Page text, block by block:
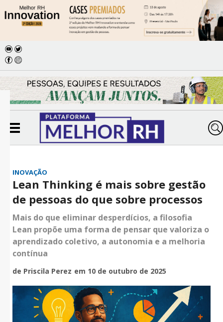
INOVAÇÃO
Lean Thinking é mais sobre gestão
de pessoas do que sobre processos
Mais do que eliminar desperdícios, a filosofia
Lean propõe uma forma de pensar que valoriza o
aprendizado coletivo, a autonomia e a melhoria
contínua
de Priscila Perez em 10 de outubro de 2025